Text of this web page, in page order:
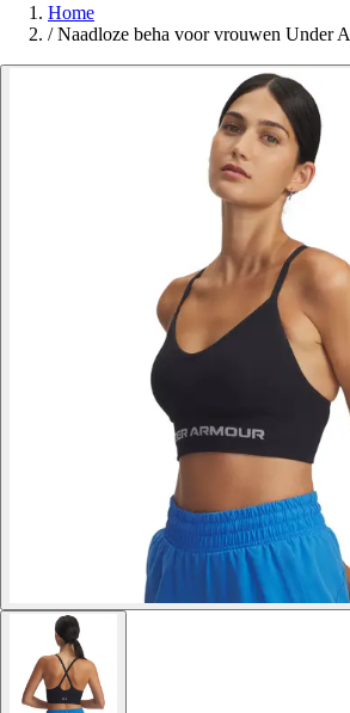
Home
/ Naadloze beha voor vrouwen Under